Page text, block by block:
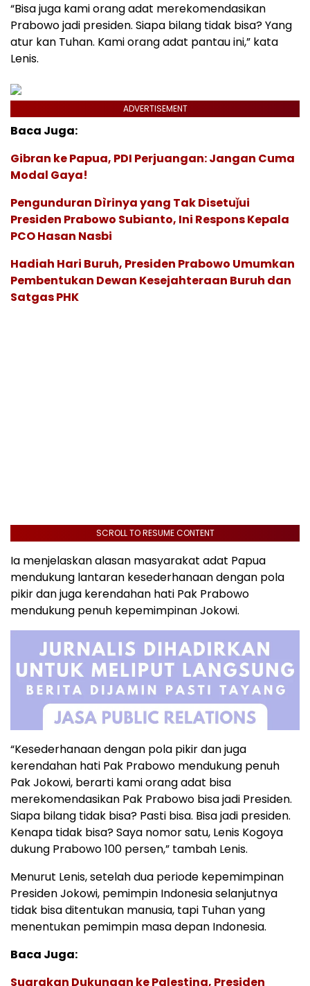
“Bisa juga kami orang adat merekomendasikan
Prabowo jadi presiden. Siapa bilang tidak bisa? Yang
atur kan Tuhan. Kami orang adat pantau ini,” kata
Lenis.
ADVERTISEMENT
Baca Juga:
Gibran ke Papua, PDI Perjuangan: Jangan Cuma
Modal Gaya!
Pengunduran Dìrinya yang Tak Disetuǰui
Presiden Prabowo Subianto, Ini Respons Kepala
PCO Hasan Nasbi
Hadiah Hari Buruh, Presiden Prabowo Umumkan
Pembentukan Dewan Kesejahteraan Buruh dan
Satgas PHK
SCROLL TO RESUME CONTENT
Ia menjelaskan alasan masyarakat adat Papua
mendukung lantaran kesederhanaan dengan pola
pikir dan juga kerendahan hati Pak Prabowo
mendukung penuh kepemimpinan Jokowi.
“Kesederhanaan dengan pola pikir dan juga
kerendahan hati Pak Prabowo mendukung penuh
Pak Jokowi, berarti kami orang adat bisa
merekomendasikan Pak Prabowo bisa jadi Presiden.
Siapa bilang tidak bisa? Pasti bisa. Bisa jadi presiden.
Kenapa tidak bisa? Saya nomor satu, Lenis Kogoya
dukung Prabowo 100 persen,” tambah Lenis.
Menurut Lenis, setelah dua periode kepemimpinan
Presiden Jokowi, pemimpin Indonesia selanjutnya
tidak bisa ditentukan manusia, tapi Tuhan yang
menentukan pemimpin masa depan Indonesia.
Baca Juga:
Suarakan Dukungan ke Palestina, Presiden